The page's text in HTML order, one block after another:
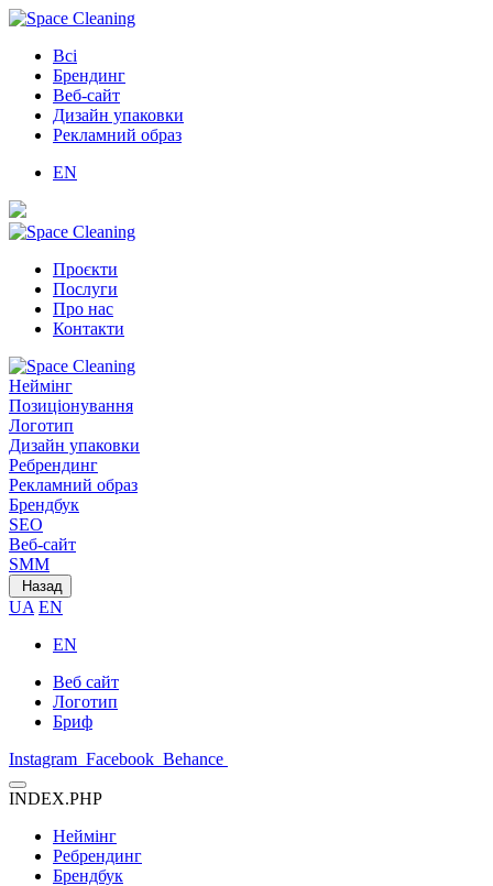
Всі
Брендинг
Веб-сайт
Дизайн упаковки
Рекламний образ
EN
Проєкти
Послуги
Про нас
Контакти
Неймінг
Позиціонування
Логотип
Дизайн упаковки
Ребрендинг
Рекламний образ
Брендбук
SEO
Веб-сайт
SMM
Назад
UA EN
EN
Веб сайт
Логотип
Бриф
Instagram Facebook Behance
INDEX.PHP
Неймінг
Ребрендинг
Брендбук